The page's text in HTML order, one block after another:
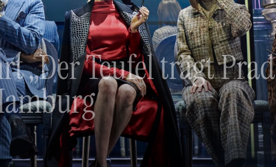
„Der Teufel trägt